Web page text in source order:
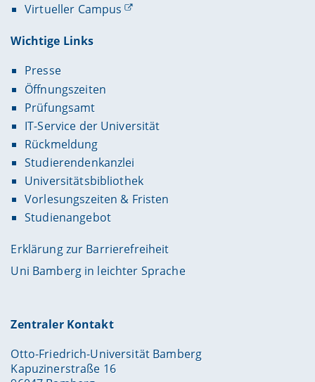
Virtueller Campus
Wichtige Links
Presse
Öffnungszeiten
Prüfungsamt
IT-Service der Universität
Rückmeldung
Studierendenkanzlei
Universitätsbibliothek
Vorlesungszeiten & Fristen
Studienangebot
Erklärung zur Barrierefreiheit
Uni Bamberg in leichter Sprache
Zentraler Kontakt
Otto-Friedrich-Universität Bamberg
Kapuzinerstraße 16